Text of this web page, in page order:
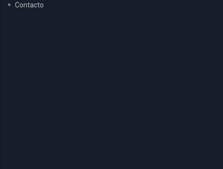
Contacto